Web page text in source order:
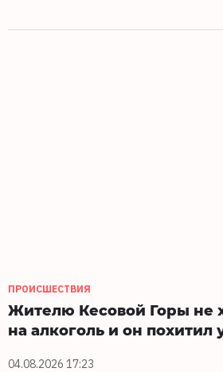
ПРОИСШЕСТВИЯ
Жителю Кесовой Горы не
на алкоголь и он похитил
04.08.2026 17:23